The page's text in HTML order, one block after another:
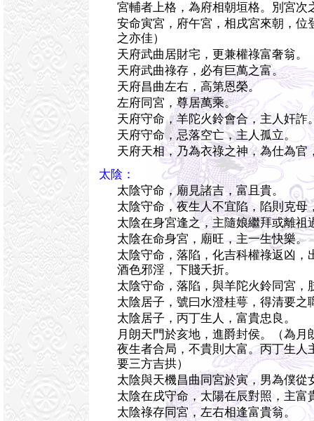
宮輔者上格，為府相朝垣格。別宮次
安命寅宮，府午宮，相戌宮來朝，位
之亦佳）
天府武曲居財宅，更兼權祿富奢翁。
天府武曲祿存，必有巨萬之富。
天府昌曲左右，高第恩榮。
左府同宮，尊居萬乘。
天府守命，羊陀火鈴會合，主人奸詐
天府守命，忌落空亡，主人孤立。
天府天相，乃為衣祿之神，為仕為官
太陰：
太陰守命，廟見諸吉，富且貴。
太陰守命，夜生人不宜陷，陷則克母
太陰在身宮逢之，主隨娘繼拜或離祖
太陰在命身宮，廟旺，主一生快樂。
太陰守命，落陷，化吉科權祿返凶，
酒色邪淫，下賤夭折。
太陰守命，落陷，與羊陀火鈴同宮，
太陰居子，號曰水澄桂萼，得清要之
太陰居子，丙丁生人，富貴忠良。
月朗天門於亥地，進爵封侯。（為月
夜生者合局，不貴則大富。丙丁生人
要三方吉拱）
太陰與天機昌曲同宮於寅，男為僕從
太陰在戌守命，太陽在辰對照，主富
太陰祿存同宮，左右相逢富貴翁。